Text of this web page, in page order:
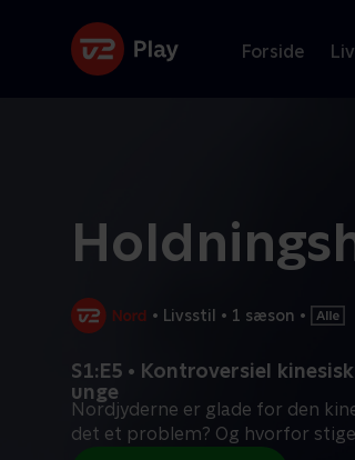
Forside
• Livsstil • 1 sæson •
S1:E5 • Kontroversiel
unge
Nordjyderne er glade for den
det et problem? Og hvorfor